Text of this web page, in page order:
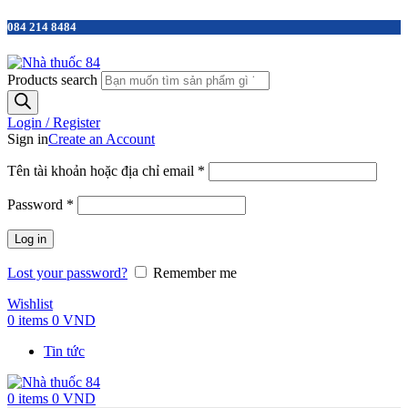
084 214 8484
Products search
Login / Register
Sign inCreate an Account
Tên tài khoản hoặc địa chỉ email *
Password *
Log in
Lost your password?
Remember me
Wishlist
0 items 0 VND
Tin tức
0 items 0 VND